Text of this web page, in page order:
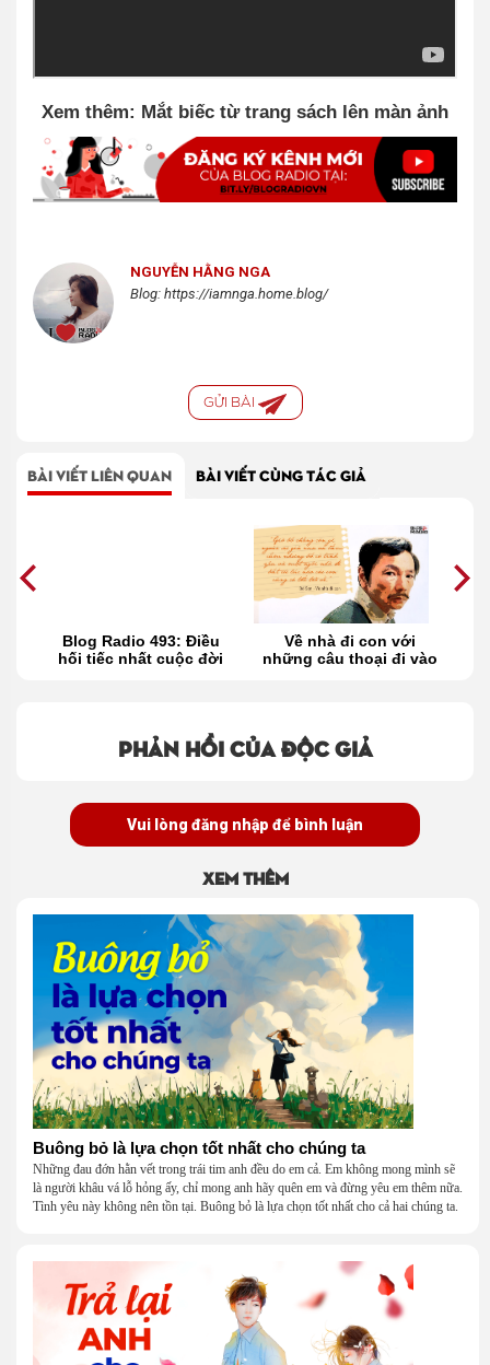
Xem thêm: Mắt biếc từ trang sách lên màn ảnh
NGUYỄN HẰNG NGA
Blog: https://iamnga.home.blog/
GỬI BÀI
BÀI VIẾT LIÊN QUAN BÀI VIẾT CÙNG TÁC GIẢ
Blog Radio 493: Điều
hối tiếc nhất cuộc đời
Về nhà đi con với
những câu thoại đi vào
Phản hồi của độc giả
Vui lòng đăng nhập để bình luận
Xem thêm
Buông bỏ là lựa chọn tốt nhất cho chúng ta
Những đau đớn hằn vết trong trái tim anh đều do em cả. Em không mong mình sẽ
là người khâu vá lỗ hỏng ấy, chỉ mong anh hãy quên em và đừng yêu em thêm nữa.
Tình yêu này không nên tồn tại. Buông bỏ là lựa chọn tốt nhất cho cả hai chúng ta.